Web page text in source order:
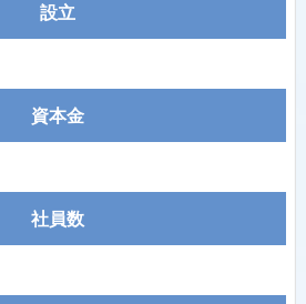
設立
資本金
社員数